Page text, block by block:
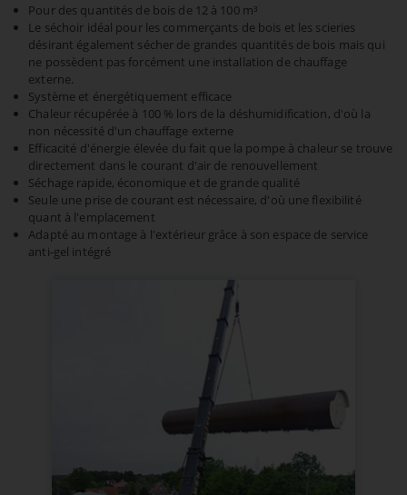
Pour des quantités de bois de 12 à 100 m³
Le séchoir idéal pour les commerçants de bois et les scieries
désirant également sécher de grandes quantités de bois mais qui
ne possèdent pas forcément une installation de chauffage
externe.
Système et énergétiquement efficace
Chaleur récupérée à 100 % lors de la déshumidification, d'où la
non nécessité d'un chauffage externe
Efficacité d'énergie élevée du fait que la pompe à chaleur se trouve
directement dans le courant d'air de renouvellement
Séchage rapide, économique et de grande qualité
Seule une prise de courant est nécessaire, d'où une flexibilité
quant à l'emplacement
Adapté au montage à l'extérieur grâce à son espace de service
anti-gel intégré
Provider:
www.eberl-trocknungsanlagen.de
Cookie duration:
Session
Description:
Enregistre les données de connexion.
Cookie Consent
Name:
cookie_consent
Provider:
www.eberl-trocknungsanlagen.de
Enregistre les paramètres de cookies et de tracking pour une durée